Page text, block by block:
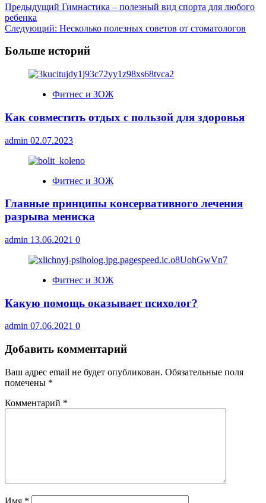
Навигация
записи
Предыдущий Гимнастика – полезный вид спорта для любого
ребенка
Следующий: Несколько полезных советов от стоматологов
Больше историй
Фитнес и ЗОЖ
Как совместить отдых с пользой для здоровья
admin 02.07.2023
Фитнес и ЗОЖ
Главные принципы консервативного лечения
разрыва мениска
admin 13.06.2021 0
Фитнес и ЗОЖ
Какую помощь оказывает психолог?
admin 07.06.2021 0
Добавить комментарий
Ваш адрес email не будет опубликован. Обязательные поля
помечены *
Комментарий *
Имя *